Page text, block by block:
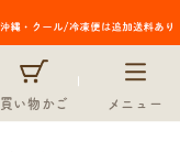
買い物かご メニュー